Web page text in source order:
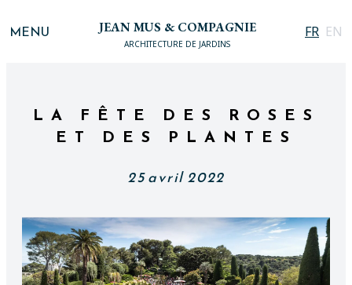
MENU JEAN MUS & COMPAGNIE
ARCHITECTURE DE JARDINS
FR EN
LA FÊTE DES ROSES
ET DES PLANTES
25 avril 2022